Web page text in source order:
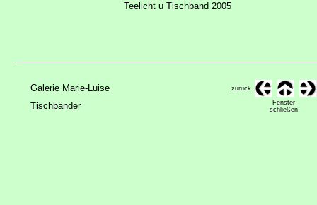
Teelicht u Tischband 2005
Galerie Marie-Luise zurück
Tischbänder
Fenster
schließen